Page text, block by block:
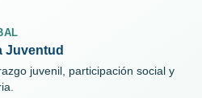
Juventud
juvenil, participación social y